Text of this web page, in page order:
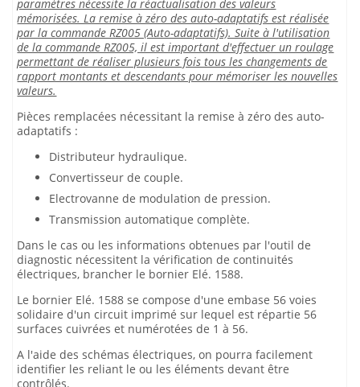
paramètres nécessite la réactualisation des valeurs
mémorisées. La remise à zéro des auto-adaptatifs est réalisée
par la commande RZ005 (Auto-adaptatifs). Suite à l'utilisation
de la commande RZ005, il est important d'effectuer un roulage
permettant de réaliser plusieurs fois tous les changements de
rapport montants et descendants pour mémoriser les nouvelles
valeurs.
Pièces remplacées nécessitant la remise à zéro des auto-
adaptatifs :
Distributeur hydraulique.
Convertisseur de couple.
Electrovanne de modulation de pression.
Transmission automatique complète.
Dans le cas ou les informations obtenues par l'outil de
diagnostic nécessitent la vérification de continuités
électriques, brancher le bornier Elé. 1588.
Le bornier Elé. 1588 se compose d'une embase 56 voies
solidaire d'un circuit imprimé sur lequel est répartie 56
surfaces cuivrées et numérotées de 1 à 56.
A l'aide des schémas électriques, on pourra facilement
identifier les reliant le ou les éléments devant être
contrôlés.